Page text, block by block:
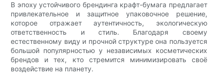
В эпоху устойчивого брендинга крафт-бумага предлагает
привлекательное и защитное упаковочное решение,
которое отражает аутентичность, экологическую
ответственность и стиль. Благодаря своему
естественному виду и прочной структуре она пользуется
большой популярностью у независимых косметических
брендов и тех, кто стремится минимизировать своё
воздействие на планету.